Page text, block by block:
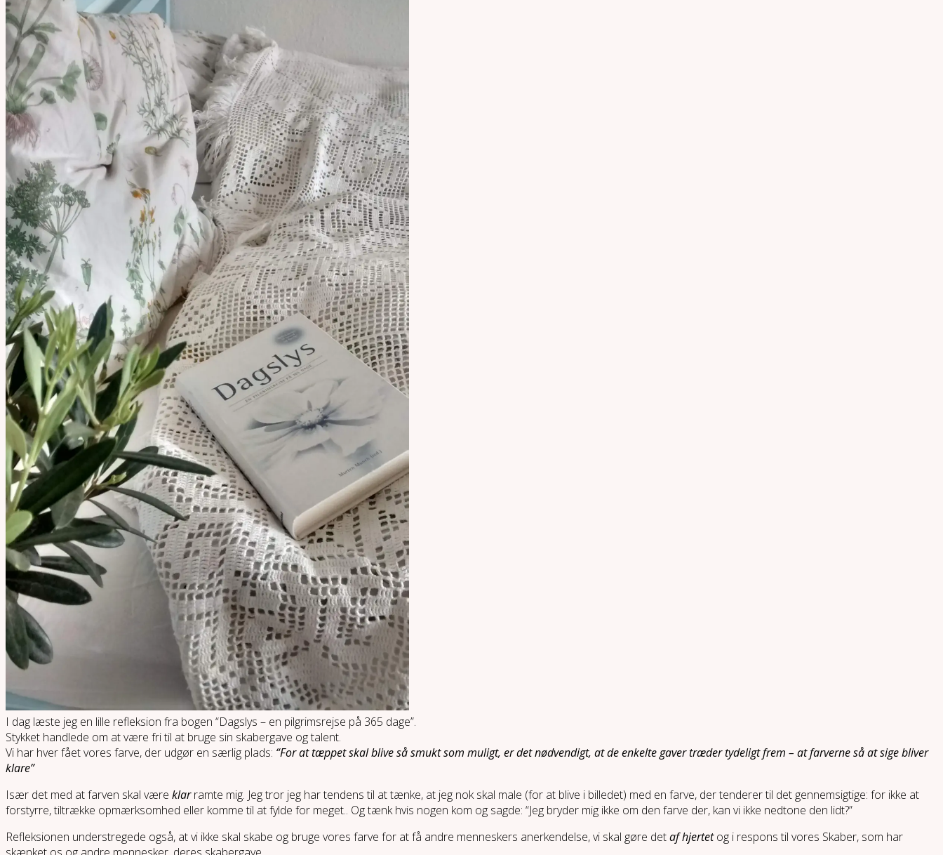
I dag læste jeg en lille refleksion fra bogen “Dagslys – en pilgrimsrejse på 365 dage”.
Stykket handlede om at være fri til at bruge sin skabergave og talent.
Vi har hver fået vores farve, der udgør en særlig plads: “For at tæppet skal blive så smukt som muligt, er det nødvendigt, at de enkelte gaver træder tydeligt frem – at farverne så at sige bliver
klare”
Især det med at farven skal være klarramte mig. Jeg tror jeg har tendens til at tænke, at jeg nok skal male (for at blive i billedet) med en farve, der tenderer til det gennemsigtige: for ikke at
forstyrre, tiltrække opmærksomhed eller komme til at fylde for meget.. Og tænk hvis nogen kom og sagde: “Jeg bryder mig ikke om den farve der, kan vi ikke nedtone den lidt?”
Refleksionen understregede også, at vi ikke skal skabe og bruge vores farve for at få andre menneskers anerkendelse, vi skal gøre detaf hjertetog i respons til vores Skaber, som har